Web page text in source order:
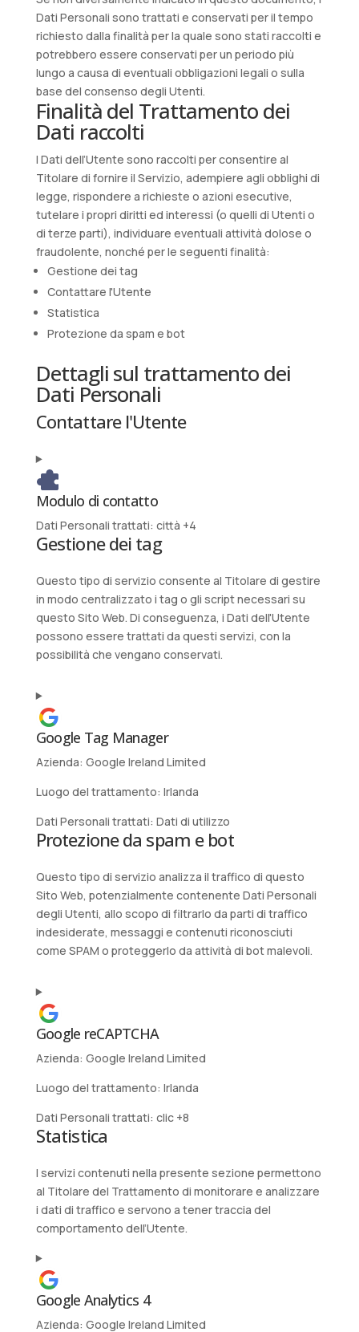
Dati Personali sono trattati e conservati per il tempo
richiesto dalla finalità per la quale sono stati raccolti e
potrebbero essere conservati per un periodo più
lungo a causa di eventuali obbligazioni legali o sulla
base del consenso degli Utenti.
Finalità del Trattamento dei
Dati raccolti
I Dati dell’Utente sono raccolti per consentire al
Titolare di fornire il Servizio, adempiere agli obblighi di
legge, rispondere a richieste o azioni esecutive,
tutelare i propri diritti ed interessi (o quelli di Utenti o
di terze parti), individuare eventuali attività dolose o
fraudolente, nonché per le seguenti finalità:
Gestione dei tag
Contattare l'Utente
Statistica
Protezione da spam e bot
Dettagli sul trattamento dei
Dati Personali
Contattare l'Utente
Modulo di contatto
Dati Personali trattati: città +4
Gestione dei tag
Questo tipo di servizio consente al Titolare di gestire
in modo centralizzato i tag o gli script necessari su
questo Sito Web. Di conseguenza, i Dati dell'Utente
possono essere trattati da questi servizi, con la
possibilità che vengano conservati.
Google Tag Manager
Azienda: Google Ireland Limited
Luogo del trattamento: Irlanda
Dati Personali trattati: Dati di utilizzo
Protezione da spam e bot
Questo tipo di servizio analizza il traffico di questo
Sito Web, potenzialmente contenente Dati Personali
degli Utenti, allo scopo di filtrarlo da parti di traffico
indesiderate, messaggi e contenuti riconosciuti
come SPAM o proteggerlo da attività di bot malevoli.
Google reCAPTCHA
Azienda: Google Ireland Limited
Luogo del trattamento: Irlanda
Dati Personali trattati: clic +8
Statistica
I servizi contenuti nella presente sezione permettono
al Titolare del Trattamento di monitorare e analizzare
i dati di traffico e servono a tener traccia del
comportamento dell’Utente.
Google Analytics 4
Azienda: Google Ireland Limited